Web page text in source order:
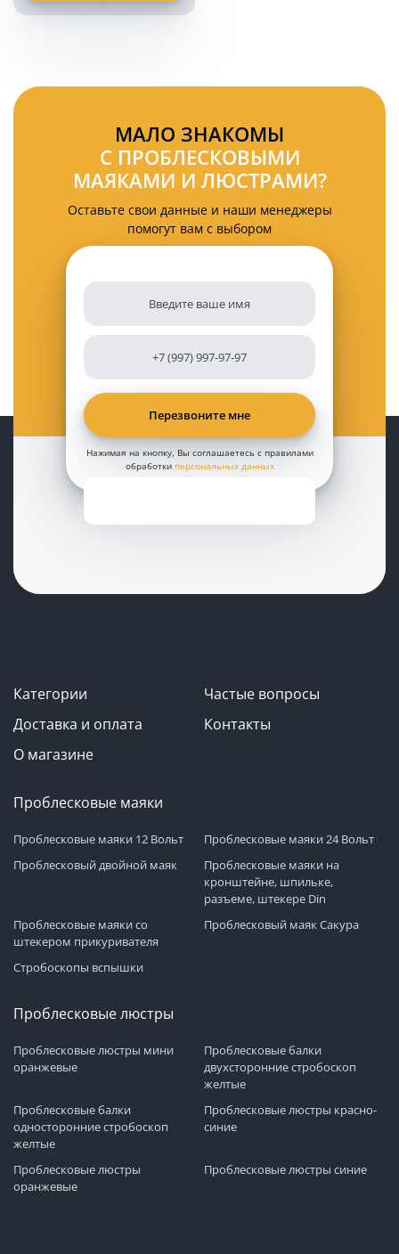
четырехсторонняя
МАЛО ЗНАКОМЫ
С ПРОБЛЕСКОВЫМИ
МАЯКАМИ И ЛЮСТРАМИ?
Оставьте свои данные и наши менеджеры
помогут вам с выбором
Нажимая на кнопку, Вы соглашаетесь с правилами
обработки персональных данных
Категории
Частые вопросы
Доставка и оплата
Контакты
О магазине
Проблесковые маяки
Проблесковые маяки 12 Вольт
Проблесковые маяки 24 Вольт
Проблесковый двойной маяк
Проблесковые маяки на
кронштейне, шпильке,
разъеме, штекере Din
Проблесковые маяки со
штекером прикуривателя
Проблесковый маяк Сакура
Стробоскопы вспышки
Проблесковые люстры
Проблесковые люстры мини
оранжевые
Проблесковые балки
двухсторонние стробоскоп
желтые
Проблесковые балки
односторонние стробоскоп
желтые
Проблесковые люстры красно-
синие
Проблесковые люстры
оранжевые
Проблесковые люстры синие